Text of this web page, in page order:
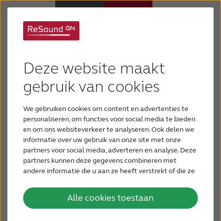
Deze website maakt
gebruik van cookies
We gebruiken cookies om content en advertenties te
personaliseren, om functies voor social media te bieden
en om ons websiteverkeer te analyseren. Ook delen we
informatie over uw gebruik van onze site met onze
partners voor social media, adverteren en analyse. Deze
partners kunnen deze gegevens combineren met
andere informatie die u aan ze heeft verstrekt of die ze
services.
Alle cookies toestaan
Hulp en ondersteuning
Over ReSound
Gehoorverlies
BLOG
VOOR PROFESSIONALS
ReSound bimodale
hooroplossing